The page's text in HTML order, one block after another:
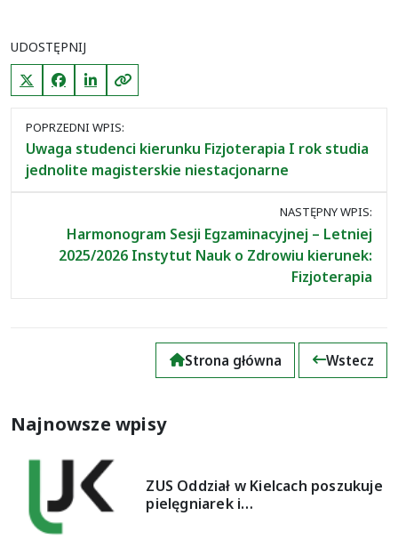
UDOSTĘPNIJ
X (Twitter)FacebookLinkedInKopiuj link
Nawigacja
między
wpisami
POPRZEDNI WPIS:
Uwaga studenci kierunku Fizjoterapia I rok studia
jednolite magisterskie niestacjonarne
NASTĘPNY WPIS:
Harmonogram Sesji Egzaminacyjnej – Letniej
2025/2026 Instytut Nauk o Zdrowiu kierunek:
Fizjoterapia
Strona główna Wstecz
Najnowsze wpisy
ZUS Oddział w Kielcach poszukuje
pielęgniarek i…